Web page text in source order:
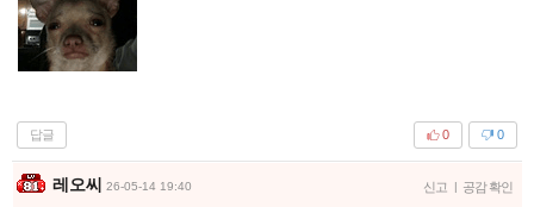
답글 0
0
레오씨 26-05-14 19:40 신고 | 공감 확인